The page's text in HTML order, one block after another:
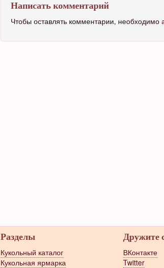
Написать комментарий
Чтобы оставлять комментарии, необходимо
Разделы
Кукольный каталог
Кукольная ярмарка
Дружите
ВКонтакте
Twitter